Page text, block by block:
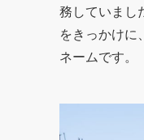
務していまし
をきっかけに
ネームです。